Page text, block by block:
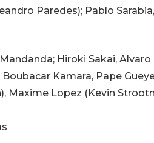
Paredes); Pablo
Hiroki Sakai,
Kamara, Pape
Maxime Lopez (Kevin